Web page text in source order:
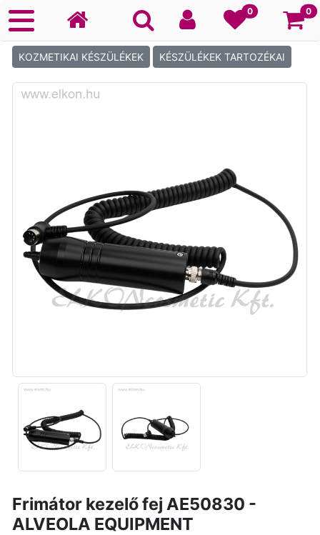
0 0
KOZMETIKAI KÉSZÜLÉKEK KÉSZÜLÉKEK TARTOZÉKAI
Frimátor kezelő fej AE50830 -
ALVEOLA EQUIPMENT